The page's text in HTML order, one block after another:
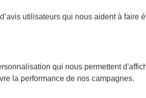
L'application AXA Banque
utilisateurs qui nous aident à faire
qui nous permettent
la performance de nos campagnes.